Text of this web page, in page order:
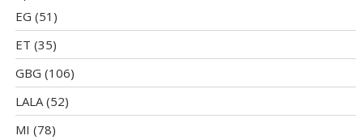
EG (51)
ET (35)
GBG (106)
LALA(52)
MI (78)